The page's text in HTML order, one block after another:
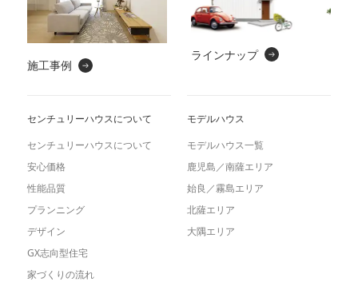
施工事例
ラインナップ
センチュリーハウスについて
センチュリーハウスについて
安心価格
性能品質
プランニング
デザイン
GX志向型住宅
家づくりの流れ
モデルハウス
モデルハウス一覧
鹿児島／南薩エリア
始良／霧島エリア
北薩エリア
大隅エリア